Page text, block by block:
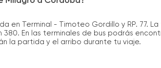
en Terminal - Timoteo Gordillo y RP. 77.
380. En las terminales de bus podrás
la partida y el arribo durante tu viaje.